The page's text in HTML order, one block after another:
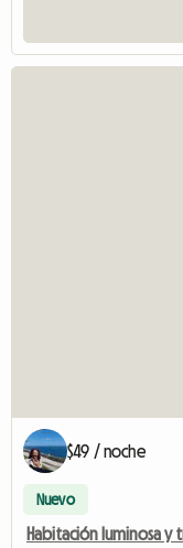
$49 / noche
Nuevo
Habitación luminosa y